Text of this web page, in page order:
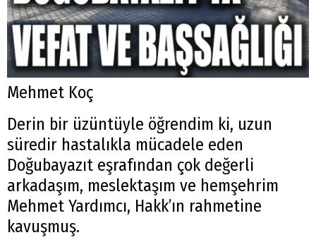
Mehmet Koç
Derin bir üzüntüyle öğrendim ki, uzun
süredir hastalıkla mücadele eden
Doğubayazıt eşrafından çok değerli
arkadaşım, meslektaşım ve hemşehrim
Mehmet Yardımcı, Hakk’ın rahmetine
kavuşmuş.